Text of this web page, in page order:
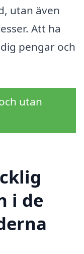
utan även
Att ha
pengar och
utan
i de